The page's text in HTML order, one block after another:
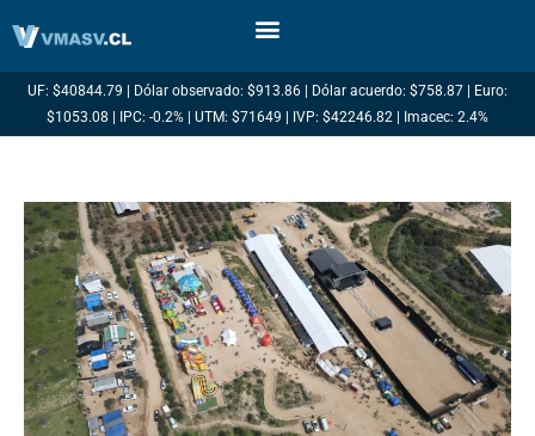
UF: $40844.79 | Dólar observado: $913.86 | Dólar acuerdo: $758.87 | Euro:
$1053.08 | IPC: -0.2% | UTM: $71649 | IVP: $42246.82 | Imacec: 2.4%